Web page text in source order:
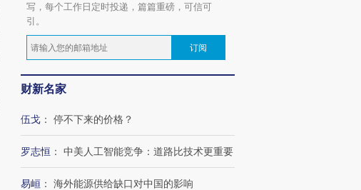
写，每个工作日定时投递，篇篇重磅，可信可
引。
订阅
财新名家
伍戈 ： 停不下来的价格？
罗志恒 ： 中美人工智能竞争：道路比技术更重要
易峘 ： 海外能源供给缺口对中国的影响